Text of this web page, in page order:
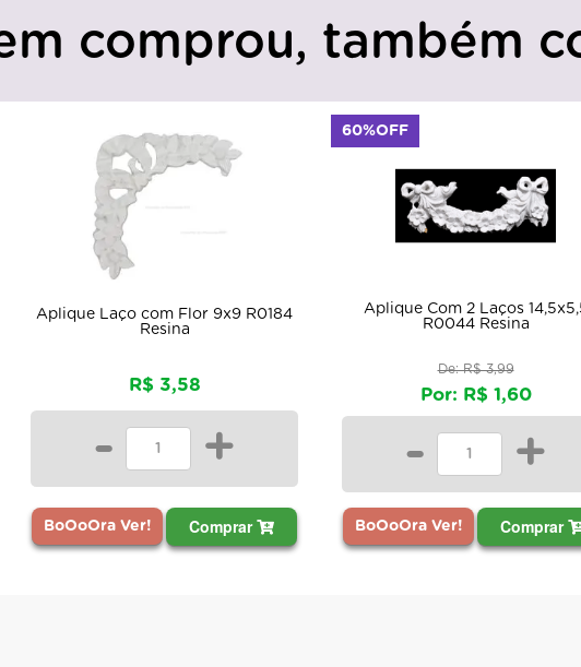
comprou, também
Aplique Laço com Flor 9x9 R0184
Resina
R$ 3,58
- +
BoOoOra Ver! Comprar
Aplique Com 2 Laços
R0044 Resina
De: R$ 3,99
Por: R$ 1,60
- +
BoOoOra Ver! Comprar
60%OFF